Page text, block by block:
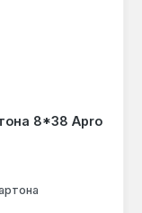
8*38 Apro